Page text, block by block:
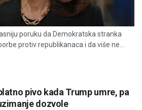
poruku da Demokratska stranka
protiv republikanaca i da više ne...
pivo kada Trump umre, pa
dozvole